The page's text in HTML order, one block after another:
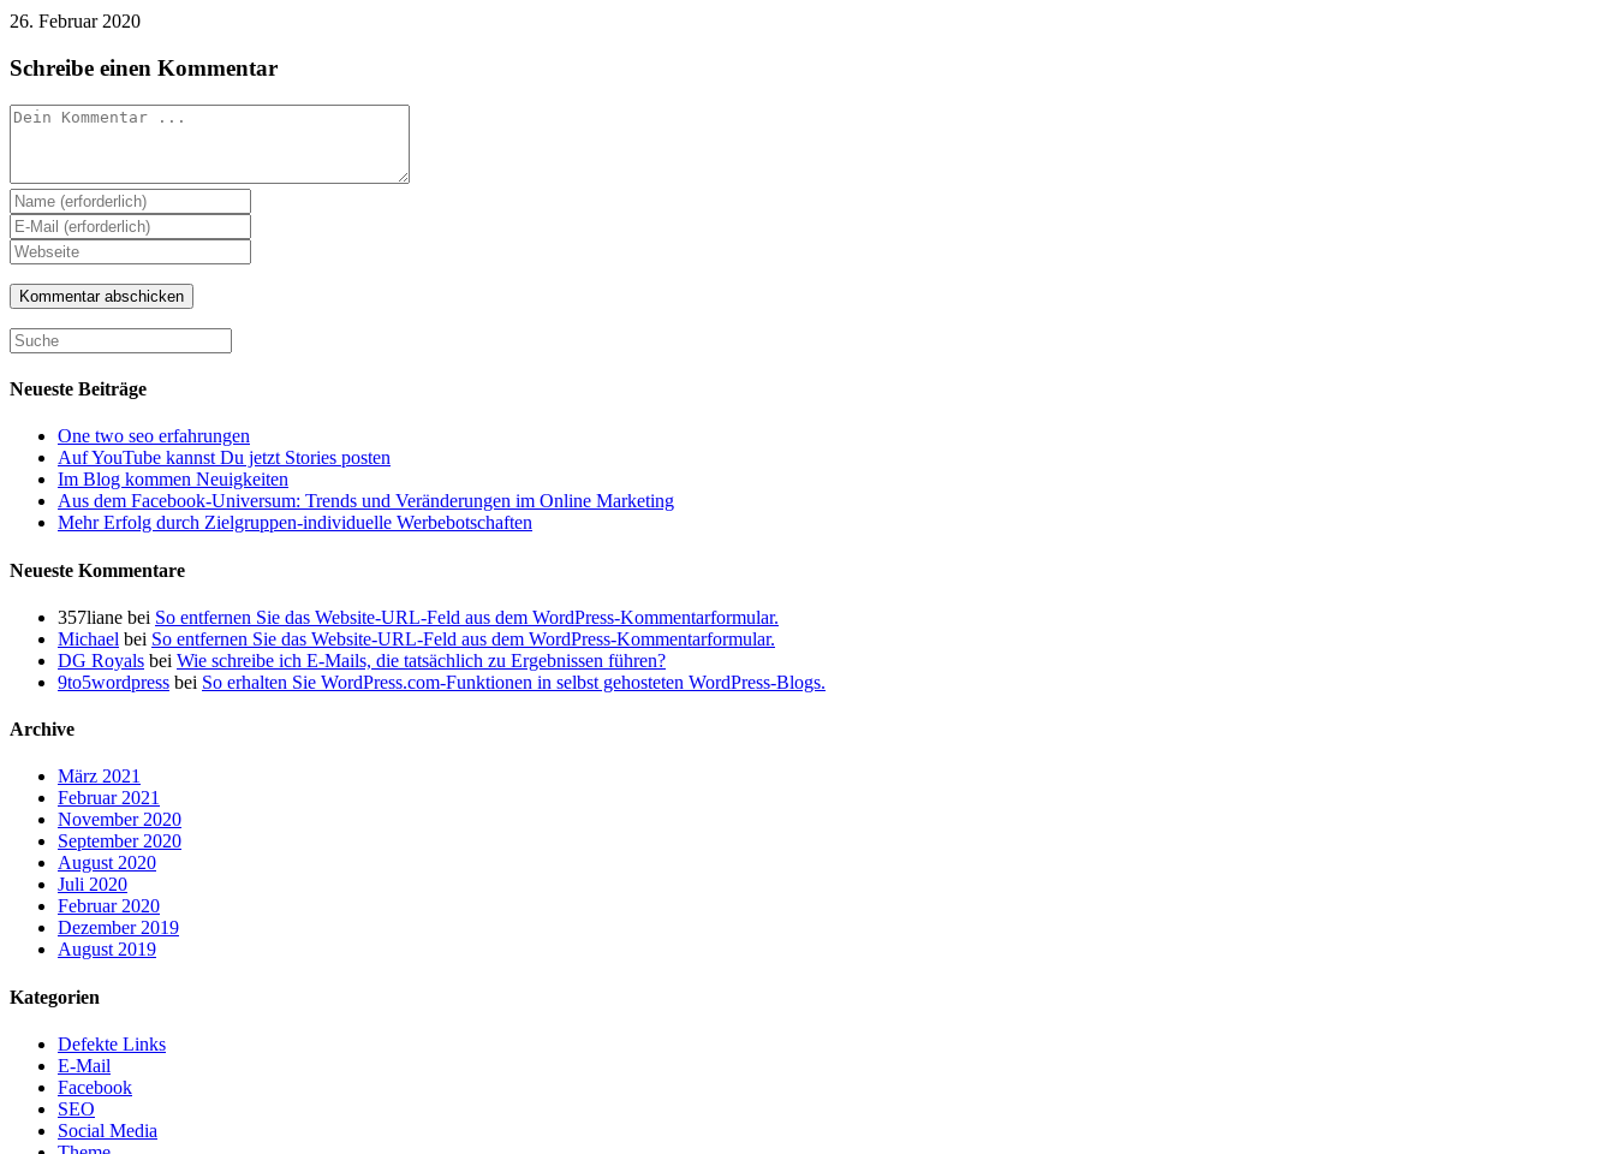
26. Februar 2020
Schreibe einen Kommentar
Kommentieren
Gib
deinen
Namen
oder
Benutzernamen
zum
Kommentieren
ein
Gib
deine
E-
Mail-
Adresse
zum
Kommentieren
Gib
deine
Website-
URL
ein
(optional)
Neueste Beiträge
One two seo erfahrungen
Auf YouTube kannst Du jetzt Stories posten
Im Blog kommen Neuigkeiten
Aus dem Facebook-Universum: Trends und Veränderungen im Online Marketing
Mehr Erfolg durch Zielgruppen-individuelle Werbebotschaften
Neueste Kommentare
357liane bei So entfernen Sie das Website-URL-Feld aus dem WordPress-Kommentarformular.
Michael bei So entfernen Sie das Website-URL-Feld aus dem WordPress-Kommentarformular.
DG Royals bei Wie schreibe ich E-Mails, die tatsächlich zu Ergebnissen führen?
9to5wordpress bei So erhalten Sie WordPress.com-Funktionen in selbst gehosteten WordPress-Blogs.
Archive
März 2021
Februar 2021
November 2020
September 2020
August 2020
Juli 2020
Februar 2020
Dezember 2019
August 2019
Kategorien
Defekte Links
E-Mail
Facebook
SEO
Social Media